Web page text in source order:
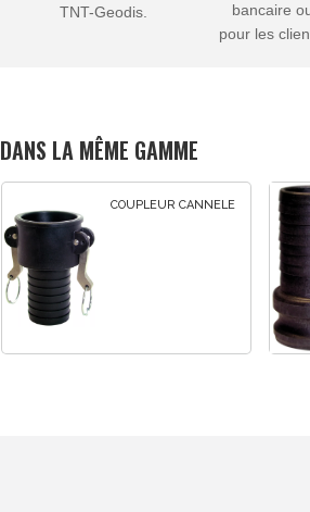
TNT-Geodis.
bancaire
pour les
DANS LA MÊME GAMME
COUPLEUR CANNELE